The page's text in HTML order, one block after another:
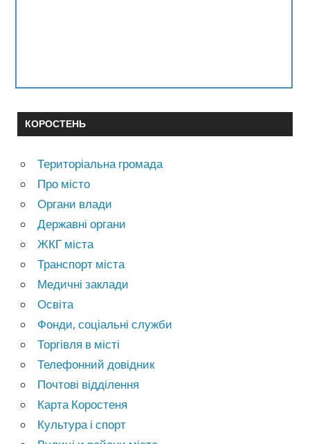
КОРОСТЕНЬ
Територіальна громада
Про місто
Органи влади
Державні органи
ЖКГ міста
Транспорт міста
Медичні заклади
Освіта
Фонди, соціальні служби
Торгівля в місті
Телефонний довідник
Почтові відділення
Карта Коростеня
Культура і спорт